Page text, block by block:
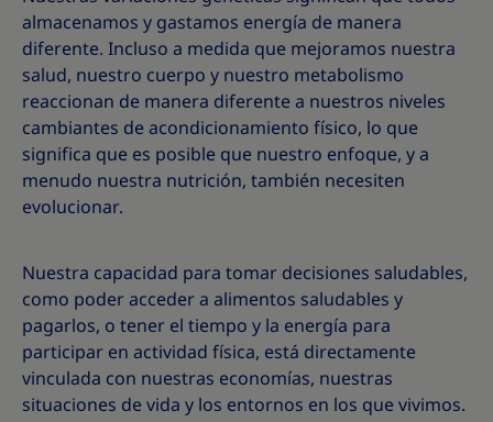
almacenamos y gastamos energía de manera
diferente. Incluso a medida que mejoramos nuestra
salud, nuestro cuerpo y nuestro metabolismo
reaccionan de manera diferente a nuestros niveles
cambiantes de acondicionamiento físico, lo que
significa que es posible que nuestro enfoque, y a
menudo nuestra nutrición, también necesiten
evolucionar.
Nuestra capacidad para tomar decisiones saludables,
como poder acceder a alimentos saludables y
pagarlos, o tener el tiempo y la energía para
participar en actividad física, está directamente
vinculada con nuestras economías, nuestras
situaciones de vida y los entornos en los que vivimos.